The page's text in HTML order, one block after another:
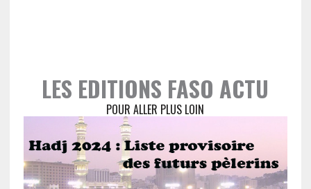
LES EDITIONS FASO ACTU
POUR ALLER PLUS LOIN